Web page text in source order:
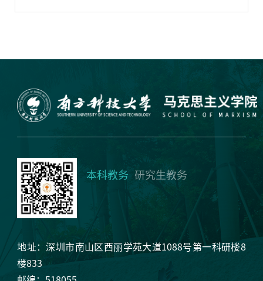
本科教务 研究生教务
地址：深圳市南山区西丽学苑大道1088号第一科研楼8
楼833